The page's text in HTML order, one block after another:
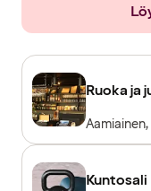
Ruoka ja
Kuntosali